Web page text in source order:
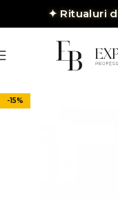
✦Ritualuri
-15%